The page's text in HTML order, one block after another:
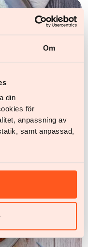
Om
din
för
anpassning av
samt anpassad,
sås